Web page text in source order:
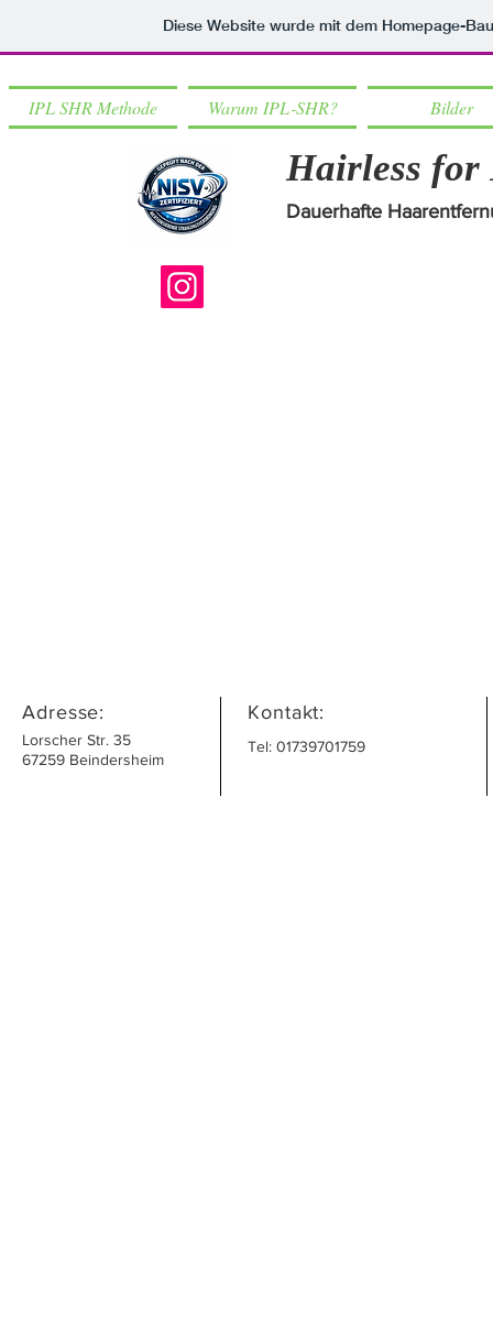
Diese Website wurde mit dem Homepage-
IPL SHR Methode Warum IPL-SHR? Bilder
Hairless for
Dauerhafte
Adresse:
Lorscher Str. 35
67259 Beindersheim
Kontakt:
Tel: 01739701759